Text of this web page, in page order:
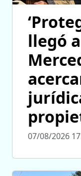
llegó
07/08/2026